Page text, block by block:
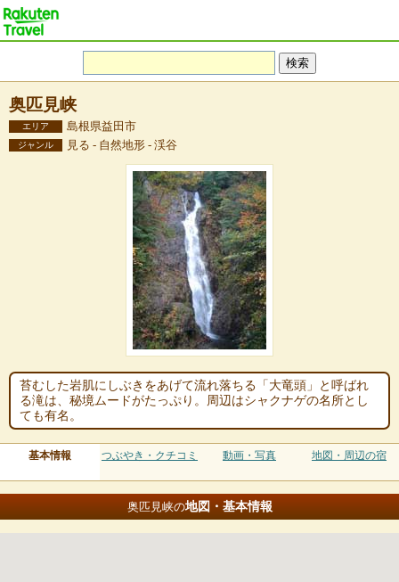
奥匹見峡
エリア 島根県益田市
ジャンル 見る - 自然地形 - 渓谷
苔むした岩肌にしぶきをあげて流れ落ちる「大竜頭」と呼ばれ
る滝は、秘境ムードがたっぷり。周辺はシャクナゲの名所とし
ても有名。
基本情報 つぶやき・クチコミ 動画・写真 地図・周辺の宿
奥匹見峡の地図・基本情報